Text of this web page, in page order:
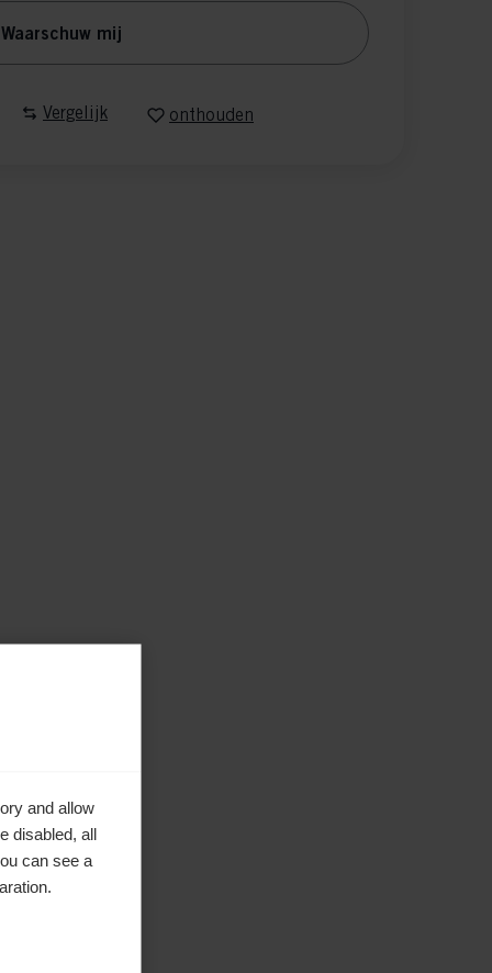
Waarschuw mij
Vergelijk onthouden
and allow
disabled, all
can see a